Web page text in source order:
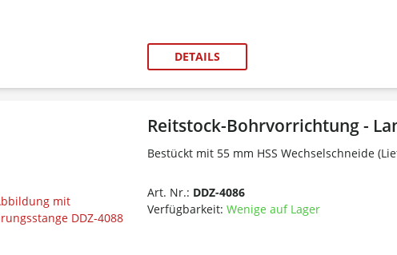
DETAILS
Reitstock-Bohrvorrichtung -
Bestückt mit 55 mm HSS Wechselschneide
Art. Nr.: DDZ-4086
Verfügbarkeit: Wenige auf Lager